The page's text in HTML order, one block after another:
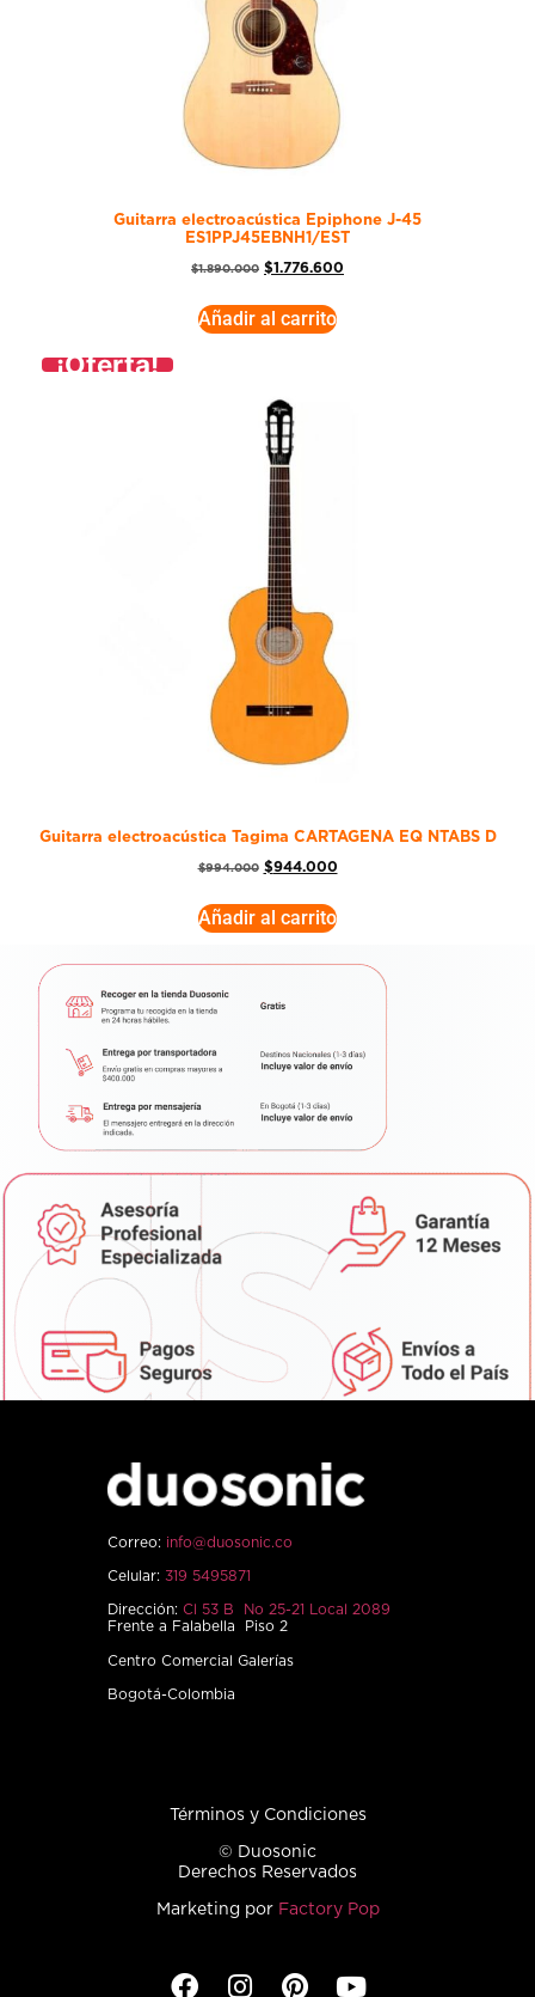
Guitarra electroacústica Epiphone J-45
ES1PPJ45EBNH1/EST
$1.890.000 $1.776.600
Añadir al carrito
¡Oferta!
Guitarra electroacústica Tagima CARTAGENA EQ NTABS D
$994.000 $944.000
Añadir al carrito
Correo: info@duosonic.co
Celular: 319 5495871
Dirección: Cl 53 B No 25-21 Local 2089
Frente a Falabella Piso 2
Centro Comercial Galerías
Bogotá-Colombia
Términos y Condiciones
© Duosonic
Derechos Reservados
Marketing por Factory Pop